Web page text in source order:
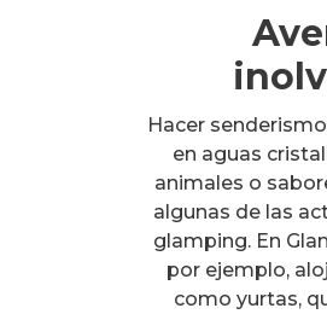
Hacer
en aguas
animales o
algunas de las
glamping. En
por ejemplo,
como yurtas,